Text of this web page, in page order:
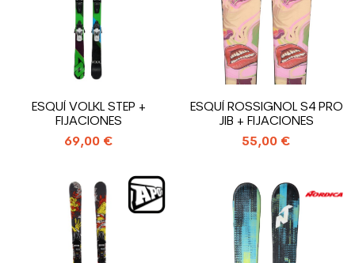
ESQUÍ VOLKL STEP +
FIJACIONES
69,00 €
ESQUÍ ROSSIGNOL S4 PRO
JIB + FIJACIONES
55,00 €